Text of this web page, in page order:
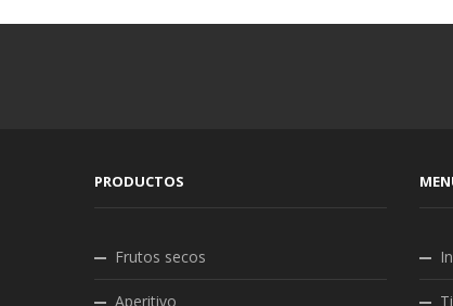
PRODUCTOS
Frutos secos
Aperitivo